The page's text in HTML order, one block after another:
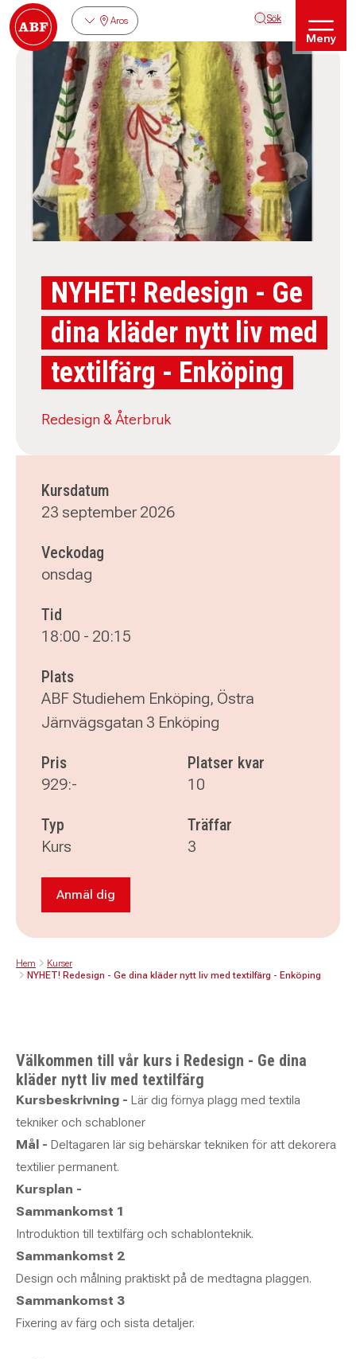
Aros Sök
Meny
NYHET! Redesign - Ge
dina kläder nytt liv med
textilfärg - Enköping
Redesign & Återbruk
Kursdatum
23 september 2026
Veckodag
onsdag
Tid
18:00 - 20:15
Plats
ABF Studiehem Enköping, Östra
Järnvägsgatan 3 Enköping
Pris
929:-
Platser kvar
10
Typ
Kurs
Träffar
3
Anmäl dig till NYHET! Redesign - Ge dina
Anmäl dig
Hem
Kurser
NYHET! Redesign - Ge dina kläder nytt liv med textilfärg - Enköping
Välkommen till vår kurs i Redesign - Ge dina
kläder nytt liv med textilfärg
Kursbeskrivning - Lär dig förnya plagg med textila
tekniker och schabloner
Mål - Deltagaren lär sig behärskar tekniken för att dekorera
textilier permanent.
Kursplan -
Sammankomst 1
Introduktion till textilfärg och schablonteknik.
Sammankomst 2
Design och målning praktiskt på de medtagna plaggen.
Sammankomst 3
Fixering av färg och sista detaljer.